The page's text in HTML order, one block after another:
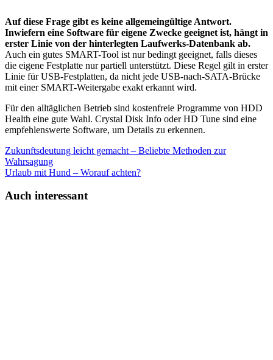
Auf diese Frage gibt es keine allgemeingültige Antwort.
Inwiefern eine Software für eigene Zwecke geeignet ist, hängt in
erster Linie von der hinterlegten Laufwerks-Datenbank ab.
Auch ein gutes SMART-Tool ist nur bedingt geeignet, falls dieses
die eigene Festplatte nur partiell unterstützt. Diese Regel gilt in erster
Linie für USB-Festplatten, da nicht jede USB-nach-SATA-Brücke
mit einer SMART-Weitergabe exakt erkannt wird.
Für den alltäglichen Betrieb sind kostenfreie Programme von HDD
Health eine gute Wahl. Crystal Disk Info oder HD Tune sind eine
empfehlenswerte Software, um Details zu erkennen.
Zukunftsdeutung leicht gemacht – Beliebte Methoden zur
Wahrsagung
Urlaub mit Hund – Worauf achten?
Auch interessant